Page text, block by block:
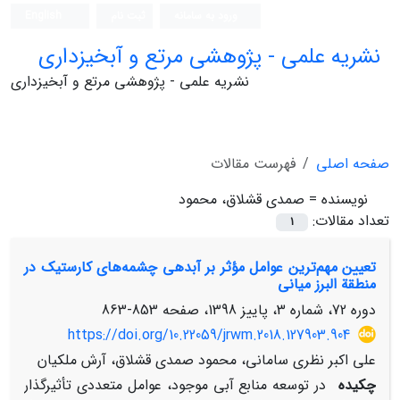
نشریه علمی - پژوهشی مرتع و آبخیزداری
نشریه علمی - پژوهشی مرتع و آبخیزداری
صفحه اصلی
فهرست مقالات
نویسنده = صمدی قشلاق، محمود
تعداد مقالات:
1
تعیین مهم‌ترین عوامل مؤثر بر آبدهی چشمه‌های کارستیک در
منطقة البرز میانی
دوره 72، شماره 3، پاییز 1398، صفحه
853-863
https://doi.org/10.22059/jrwm.2018.127903.904
علی اکبر نظری سامانی، محمود صمدی قشلاق، آرش ملکیان
چکیده در توسعه منابع آبی موجود، عوامل متعددی تأثیرگذار